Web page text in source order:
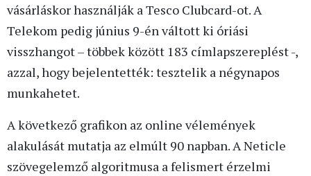
vásárláskor használják a Tesco Clubcard-ot. A
Telekom pedig június 9-én váltott ki óriási
visszhangot – többek között 183 címlapszereplést -,
azzal, hogy bejelentették: tesztelik a négynapos
munkahetet.
A következő grafikon az online vélemények
alakulását mutatja az elmúlt 90 napban. A Neticle
szövegelemző algoritmusa a felismert érzelmi